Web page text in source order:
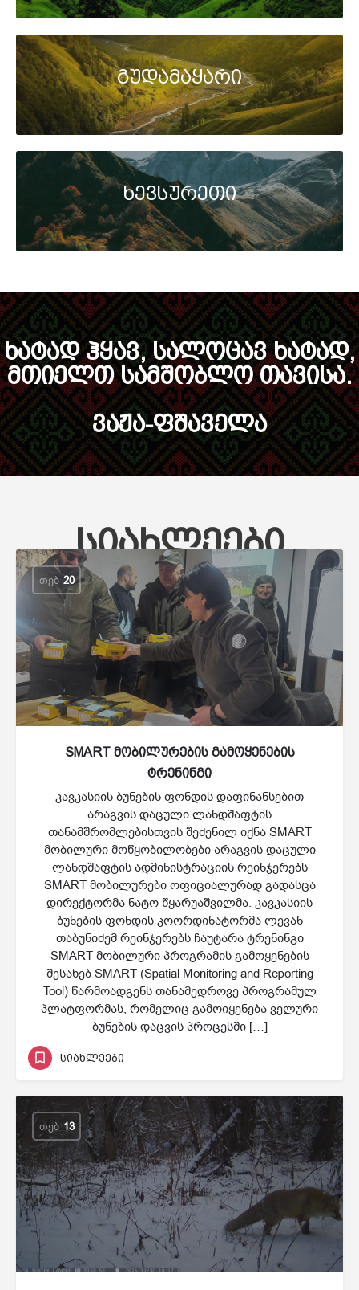
გუდამაყარი
ხევსურეთი
ხატად ჰყავ, სალოცავ ხატად,
მთიელთ სამშობლო თავისა.
ვაჟა-ფშაველა
სიახლეები
ᲗᲔᲑ 20
SMART მობილურების გამოყენების
ტრენინგი
კავკასიის ბუნების ფონდის დაფინანსებით
არაგვის დაცული ლანდშაფტის
თანამშრომლებისთვის შეძენილ იქნა SMART
მობილური მოწყობილობები არაგვის დაცული
ლანდშაფტის ადმინისტრაციის რეინჯერებს
SMART მობილურები ოფიციალურად გადასცა
დირექტორმა ნატო წყარუაშვილმა. კავკასიის
ბუნების ფონდის კოორდინატორმა ლევან
თაბუნიძემ რეინჯერებს ჩაუტარა ტრენინგი
SMART მობილური პროგრამის გამოყენების
შესახებ SMART (Spatial Monitoring and Reporting
Tool) წარმოადგენს თანამედროვე პროგრამულ
პლატფორმას, რომელიც გამოიყენება ველური
ბუნების დაცვის პროცესში […]
სიახლეები
ᲗᲔᲑ 13